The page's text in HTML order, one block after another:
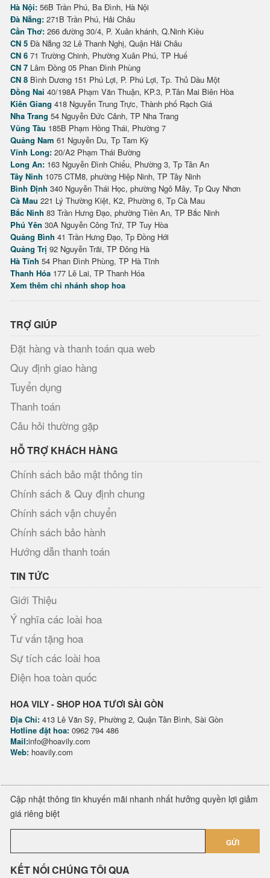
Hà Nội: 56B Trần Phú, Ba Đình, Hà Nội
Đà Nẵng: 271B Trần Phú, Hải Châu
Cần Thơ: 266 đường 30/4, P. Xuân khánh, Q.Ninh Kiều
CN 5 Đà Nẵng 32 Lê Thanh Nghị, Quận Hải Châu
CN 6 71 Trường Chinh, Phường Xuân Phú, TP Huế
CN 7 Lâm Đồng 05 Phan Đình Phùng
CN 8 Bình Dương 151 Phú Lợi, P. Phú Lợi, Tp. Thủ Dầu Một
Đồng Nai 40/198A Phạm Văn Thuận, KP.3, P.Tân Mai Biên Hòa
Kiên Giang 418 Nguyễn Trung Trực, Thành phố Rạch Giá
Nha Trang 54 Nguyễn Đức Cảnh, TP Nha Trang
Vũng Tàu 185B Phạm Hồng Thái, Phường 7
Quảng Nam 61 Nguyễn Du, Tp Tam Kỳ
Vĩnh Long: 20/A2 Phạm Thái Bường
Long An: 163 Nguyễn Đình Chiểu, Phường 3, Tp Tân An
Tây Ninh 1075 CTM8, phường Hiệp Ninh, TP Tây Ninh
Bình Định 340 Nguyễn Thái Học, phường Ngô Mây, Tp Quy Nhơn
Cà Mau 221 Lý Thường Kiệt, K2, Phường 6, Tp Cà Mau
Bắc Ninh 83 Trần Hưng Đạo, phường Tiền An, TP Bắc Ninh
Phú Yên 30A Nguyễn Công Trứ, TP Tuy Hòa
Quảng Bình 41 Trần Hưng Đạo, Tp Đồng Hới
Quảng Trị 92 Nguyễn Trãi, TP Đông Hà
Hà Tĩnh 54 Phan Đình Phùng, TP Hà Tĩnh
Thanh Hóa 177 Lê Lai, TP Thanh Hóa
Xem thêm chi nhánh shop hoa
TRỢ GIÚP
Đặt hàng và thanh toán qua web
Quy định giao hàng
Tuyển dụng
Thanh toán
Câu hỏi thường gặp
HỖ TRỢ KHÁCH HÀNG
Chính sách bảo mật thông tin
Chính sách & Quy định chung
Chính sách vận chuyển
Chính sách bảo hành
Hướng dẫn thanh toán
TIN TỨC
Giới Thiệu
Ý nghĩa các loài hoa
Tư vấn tặng hoa
Sự tích các loài hoa
Điện hoa toàn quốc
HOA VILY - SHOP HOA TƯƠI SÀI GÒN
Địa Chỉ: 413 Lê Văn Sỹ, Phường 2, Quận Tân Bình, Sài Gòn
Hotline đặt hoa: 0962 794 486
Mail:info@hoavily.com
Web: hoavily.com
Cập nhật thông tin khuyến mãi nhanh nhất hưởng quyền lợi giảm
giá riêng biệt
GỬI
KẾT NỐI CHÚNG TÔI QUA